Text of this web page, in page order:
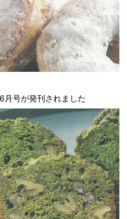
号が発刊されました